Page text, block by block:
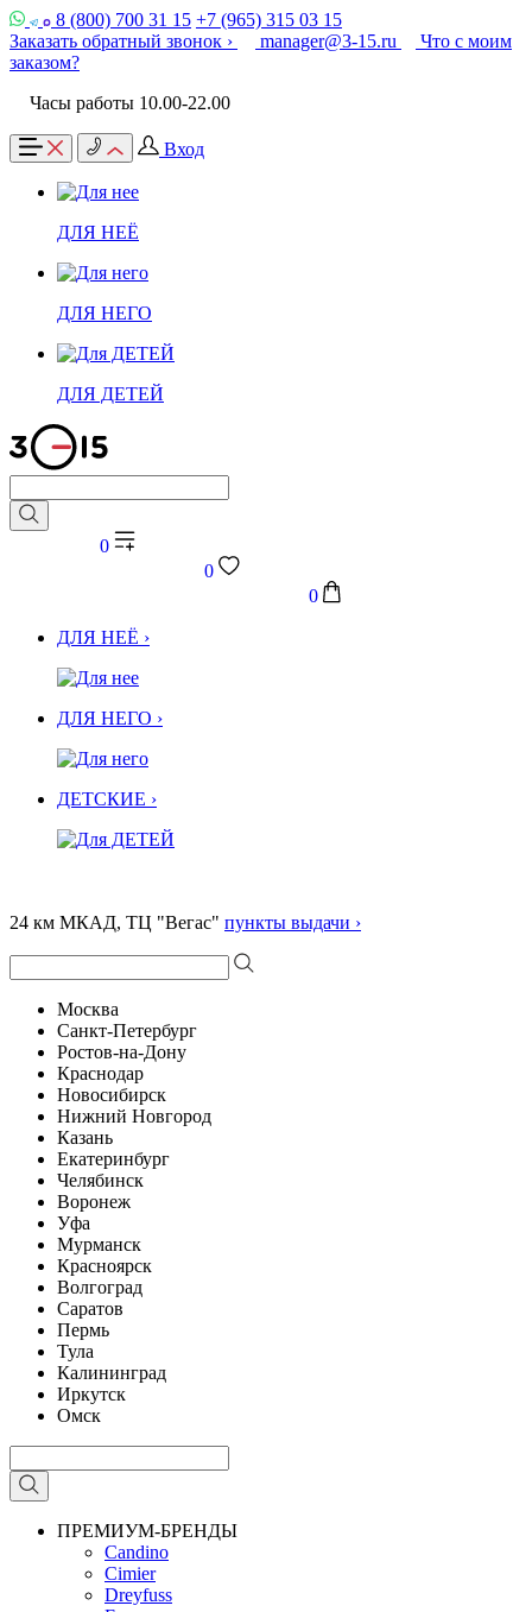
8 (800) 700 31 15 +7 (965) 315 03 15
Заказать обратный звонок ›
manager@3-15.ru
Что с моим
заказом?
Часы работы 10.00-22.00
Вход
ДЛЯ НЕЁ
ДЛЯ НЕГО
ДЛЯ ДЕТЕЙ
0
0
0
ДЛЯ НЕЁ ›
ДЛЯ НЕГО ›
ДЕТСКИЕ ›
24 км МКАД, ТЦ "Вегас" пункты выдачи ›
Москва
Санкт-Петербург
Ростов-на-Дону
Краснодар
Новосибирск
Нижний Новгород
Казань
Екатеринбург
Челябинск
Воронеж
Уфа
Мурманск
Красноярск
Волгоград
Саратов
Пермь
Тула
Калининград
Иркутск
Омск
ПРЕМИУМ-БРЕНДЫ
Candino
Cimier
Dreyfuss